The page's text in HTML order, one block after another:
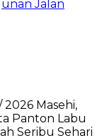
Jalan